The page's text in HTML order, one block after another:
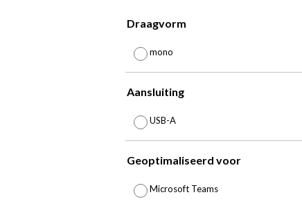
Draagvorm
mono
Aansluiting
USB-A
Geoptimaliseerd voor
Microsoft Teams